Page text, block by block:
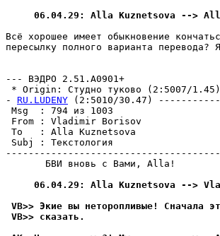
06.04.29: Alla Kuznetsova -->
Всё хорошее имеет обыкновение
пересылку полного варианта
--- ВЭДРО 2.51.A0901+
* Origin: Студно туково (2:5007/1.45)
- RU.LUDENY (2:5010/30.47)
Msg  : 794 из
From : Vladimir Borisov
To   : Alla Kuznetsova
Subj :
       БВИ вновь с Вами, Alla!
06.04.29: Alla Kuznetsova -->
VB>> Экие вы нетоpопливые! Сначала
VB>> сказать.